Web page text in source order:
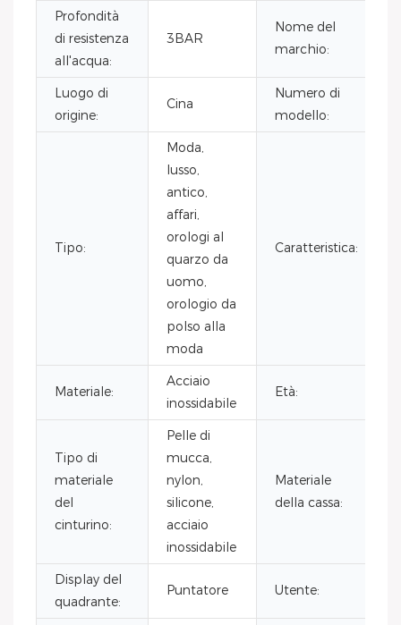
Profondità
di resistenza
all'acqua:
3BAR
Nome del
marchio:
Luogo di
origine:
Cina
Numero di
modello:
Tipo:
Moda,
lusso,
antico,
affari,
orologi al
quarzo da
uomo,
orologio da
polso alla
moda
Caratteristica:
Materiale:
Acciaio
inossidabile
Età:
Tipo di
materiale
del
cinturino:
Pelle di
mucca,
nylon,
silicone,
acciaio
inossidabile
Materiale
della cassa:
Display del
quadrante:
Puntatore Utente: